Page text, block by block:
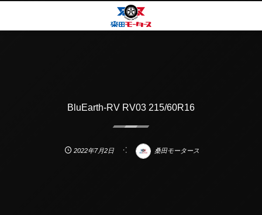
BluEarth-RV RV03 215/60R16
2022年7月2日 桑田モータース